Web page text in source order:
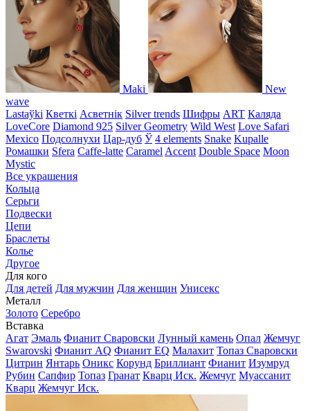
Maki
New
wave
Lastaўki Кветкі Асветнiк Silver trends Шифры ART Каляда
LoveCore Diamond 925 Silver Geometry Wild West Love Safari
Mexico Подсолнухи Цар-дуб Ў 4 elements Snake Kupalle
Ромашки Sfera Caffe-latte Caramel Accent Double Space Moon
Mystic
Все украшения
Кольца
Серьги
Подвески
Цепи
Браслеты
Колье
Другое
Для кого
Для детей Для мужчин Для женщин Унисекс
Металл
Золото Серебро
Вставка
Агат Эмаль Фианит Сваровски Лунный камень Опал Жемчуг
Swarovski Фианит AQ Фианит EQ Малахит Топаз Сваровски
Цитрин Янтарь Оникс Корунд Бриллиант Фианит Изумруд
Рубин Сапфир Топаз Гранат Кварц Иск. Жемчуг Муассанит
Кварц Жемчуг Иск.